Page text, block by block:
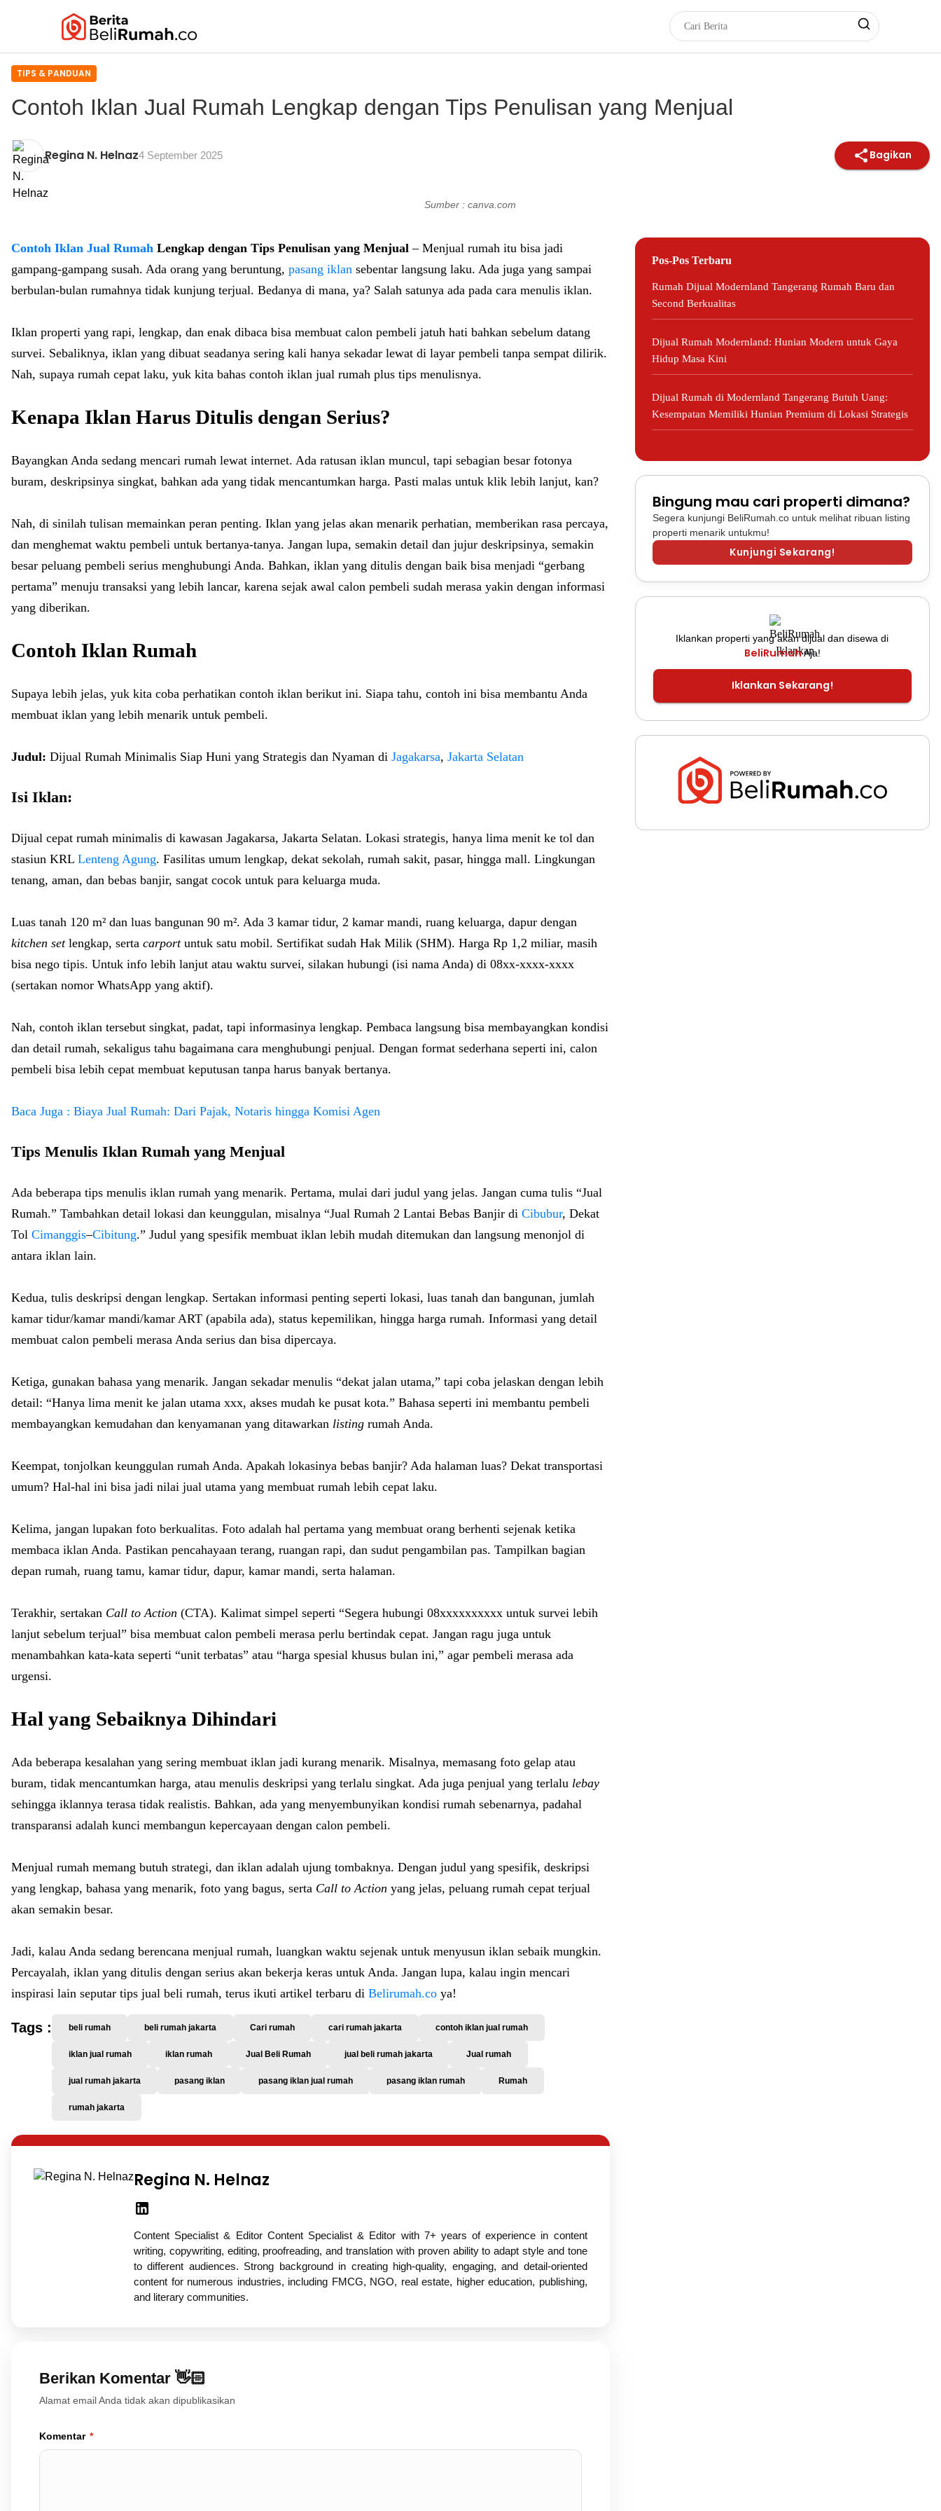
TIPS & PANDUAN
Contoh Iklan Jual Rumah Lengkap dengan Tips Penulisan yang Menjual
Regina N. Helnaz4 September 2025 Bagikan
Sumber : canva.com
Contoh Iklan Jual Rumah Lengkap dengan Tips Penulisan yang Menjual – Menjual rumah itu bisa jadi
gampang-gampang susah. Ada orang yang beruntung, pasang iklan sebentar langsung laku. Ada juga yang sampai
berbulan-bulan rumahnya tidak kunjung terjual. Bedanya di mana, ya? Salah satunya ada pada cara menulis iklan.
Iklan properti yang rapi, lengkap, dan enak dibaca bisa membuat calon pembeli jatuh hati bahkan sebelum datang
survei. Sebaliknya, iklan yang dibuat seadanya sering kali hanya sekadar lewat di layar pembeli tanpa sempat dilirik.
Nah, supaya rumah cepat laku, yuk kita bahas contoh iklan jual rumah plus tips menulisnya.
Kenapa Iklan Harus Ditulis dengan Serius?
Bayangkan Anda sedang mencari rumah lewat internet. Ada ratusan iklan muncul, tapi sebagian besar fotonya
buram, deskripsinya singkat, bahkan ada yang tidak mencantumkan harga. Pasti malas untuk klik lebih lanjut, kan?
Nah, di sinilah tulisan memainkan peran penting. Iklan yang jelas akan menarik perhatian, memberikan rasa percaya,
dan menghemat waktu pembeli untuk bertanya-tanya. Jangan lupa, semakin detail dan jujur deskripsinya, semakin
besar peluang pembeli serius menghubungi Anda. Bahkan, iklan yang ditulis dengan baik bisa menjadi “gerbang
pertama” menuju transaksi yang lebih lancar, karena sejak awal calon pembeli sudah merasa yakin dengan informasi
yang diberikan.
Contoh Iklan Rumah
Supaya lebih jelas, yuk kita coba perhatikan contoh iklan berikut ini. Siapa tahu, contoh ini bisa membantu Anda
membuat iklan yang lebih menarik untuk pembeli.
Judul: Dijual Rumah Minimalis Siap Huni yang Strategis dan Nyaman di Jagakarsa, Jakarta Selatan
Isi Iklan:
Dijual cepat rumah minimalis di kawasan Jagakarsa, Jakarta Selatan. Lokasi strategis, hanya lima menit ke tol dan
stasiun KRL Lenteng Agung. Fasilitas umum lengkap, dekat sekolah, rumah sakit, pasar, hingga mall. Lingkungan
tenang, aman, dan bebas banjir, sangat cocok untuk para keluarga muda.
Luas tanah 120 m² dan luas bangunan 90 m². Ada 3 kamar tidur, 2 kamar mandi, ruang keluarga, dapur dengan
kitchen setlengkap, serta carportuntuk satu mobil. Sertifikat sudah Hak Milik (SHM). Harga Rp 1,2 miliar, masih
bisa nego tipis. Untuk info lebih lanjut atau waktu survei, silakan hubungi (isi nama Anda) di 08xx-xxxx-xxxx
(sertakan nomor WhatsApp yang aktif).
Nah, contoh iklan tersebut singkat, padat, tapi informasinya lengkap. Pembaca langsung bisa membayangkan kondisi
dan detail rumah, sekaligus tahu bagaimana cara menghubungi penjual. Dengan format sederhana seperti ini, calon
pembeli bisa lebih cepat membuat keputusan tanpa harus banyak bertanya.
Baca Juga : Biaya Jual Rumah: Dari Pajak, Notaris hingga Komisi Agen
Tips Menulis Iklan Rumah yang Menjual
Ada beberapa tips menulis iklan rumah yang menarik. Pertama, mulai dari judul yang jelas. Jangan cuma tulis “Jual
Rumah.” Tambahkan detail lokasi dan keunggulan, misalnya “Jual Rumah 2 Lantai Bebas Banjir di Cibubur, Dekat
Tol Cimanggis–Cibitung.” Judul yang spesifik membuat iklan lebih mudah ditemukan dan langsung menonjol di
antara iklan lain.
Kedua, tulis deskripsi dengan lengkap. Sertakan informasi penting seperti lokasi, luas tanah dan bangunan, jumlah
kamar tidur/kamar mandi/kamar ART (apabila ada), status kepemilikan, hingga harga rumah. Informasi yang detail
membuat calon pembeli merasa Anda serius dan bisa dipercaya.
Ketiga, gunakan bahasa yang menarik. Jangan sekadar menulis “dekat jalan utama,” tapi coba jelaskan dengan lebih
detail: “Hanya lima menit ke jalan utama xxx, akses mudah ke pusat kota.” Bahasa seperti ini membantu pembeli
membayangkan kemudahan dan kenyamanan yang ditawarkan listing rumah Anda.
Keempat, tonjolkan keunggulan rumah Anda. Apakah lokasinya bebas banjir? Ada halaman luas? Dekat transportasi
umum? Hal-hal ini bisa jadi nilai jual utama yang membuat rumah lebih cepat laku.
Kelima, jangan lupakan foto berkualitas. Foto adalah hal pertama yang membuat orang berhenti sejenak ketika
membaca iklan Anda. Pastikan pencahayaan terang, ruangan rapi, dan sudut pengambilan pas. Tampilkan bagian
depan rumah, ruang tamu, kamar tidur, dapur, kamar mandi, serta halaman.
Terakhir, sertakan Call to Action (CTA). Kalimat simpel seperti “Segera hubungi 08xxxxxxxxxx untuk survei lebih
lanjut sebelum terjual” bisa membuat calon pembeli merasa perlu bertindak cepat. Jangan ragu juga untuk
menambahkan kata-kata seperti “unit terbatas” atau “harga spesial khusus bulan ini,” agar pembeli merasa ada
urgensi.
Hal yang Sebaiknya Dihindari
Ada beberapa kesalahan yang sering membuat iklan jadi kurang menarik. Misalnya, memasang foto gelap atau
buram, tidak mencantumkan harga, atau menulis deskripsi yang terlalu singkat. Ada juga penjual yang terlalu lebay
sehingga iklannya terasa tidak realistis. Bahkan, ada yang menyembunyikan kondisi rumah sebenarnya, padahal
transparansi adalah kunci membangun kepercayaan dengan calon pembeli.
Menjual rumah memang butuh strategi, dan iklan adalah ujung tombaknya. Dengan judul yang spesifik, deskripsi
yang lengkap, bahasa yang menarik, foto yang bagus, serta Call to Action yang jelas, peluang rumah cepat terjual
akan semakin besar.
Jadi, kalau Anda sedang berencana menjual rumah, luangkan waktu sejenak untuk menyusun iklan sebaik mungkin.
Percayalah, iklan yang ditulis dengan serius akan bekerja keras untuk Anda. Jangan lupa, kalau ingin mencari
inspirasi lain seputar tips jual beli rumah, terus ikuti artikel terbaru di Belirumah.co ya!
Tags : beli rumah beli rumah jakarta Cari rumah cari rumah jakarta contoh iklan jual rumah
iklan jual rumah iklan rumah Jual Beli Rumah jual beli rumah jakarta Jual rumah
jual rumah jakarta pasang iklan pasang iklan jual rumah pasang iklan rumah Rumah
rumah jakarta
Regina N. Helnaz
Content Specialist & Editor Content Specialist & Editor with 7+ years of experience in content
writing, copywriting, editing, proofreading, and translation with proven ability to adapt style and tone
to different audiences. Strong background in creating high-quality, engaging, and detail-oriented
content for numerous industries, including FMCG, NGO, real estate, higher education, publishing,
and literary communities.
Berikan Komentar 👋🏻
Alamat email Anda tidak akan dipublikasikan
Komentar *
Pos-Pos Terbaru
Rumah Dijual Modernland Tangerang Rumah Baru dan
Second Berkualitas
Dijual Rumah Modernland: Hunian Modern untuk Gaya
Hidup Masa Kini
Dijual Rumah di Modernland Tangerang Butuh Uang:
Kesempatan Memiliki Hunian Premium di Lokasi Strategis
Bingung mau cari properti dimana?
Segera kunjungi BeliRumah.co untuk melihat ribuan listing
properti menarik untukmu!
Kunjungi Sekarang!
Iklankan properti yang akan dijual dan disewa di
BeliRumahAja!
Iklankan Sekarang!